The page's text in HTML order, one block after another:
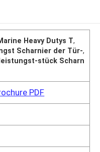
Heavy Dutys T,
Scharnier der Tür-,
stück Scharn
PDF